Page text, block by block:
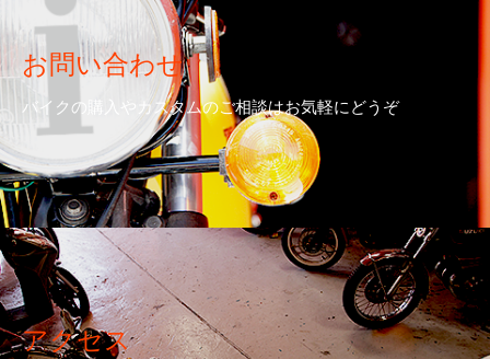
お問い合わせ
バイクの購入やカスタムのご相談はお気軽にどうぞ
アクセス